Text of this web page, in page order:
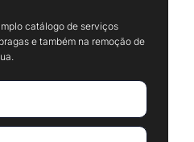
catálogo de serviços
e também na remoção de